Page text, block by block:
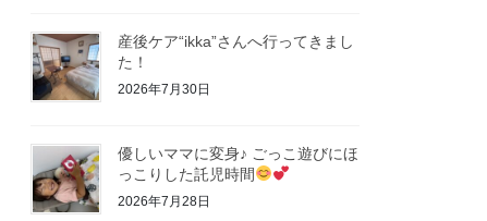
産後ケア“ikka”さんへ行ってきまし
た！
2026年7月30日
優しいママに変身♪ ごっこ遊びにほ
っこりした託児時間
2026年7月28日